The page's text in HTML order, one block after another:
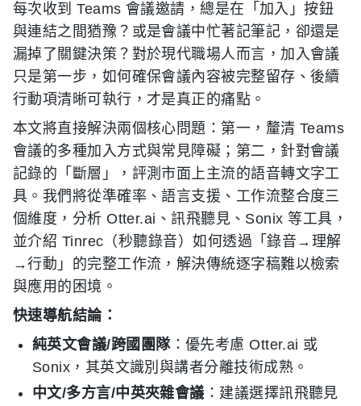
每次收到 Teams 會議邀請，總是在「加入」按鈕
與連結之間猶豫？或是會議中忙著記筆記，卻還是
漏掉了關鍵決策？對於現代職場人而言，加入會議
只是第一步，如何確保會議內容被完整留存、後續
行動項清晰可執行，才是真正的痛點。
本文將直接解決兩個核心問題：第一，釐清 Teams
會議的多種加入方式與常見障礙；第二，針對會議
記錄的「斷層」，評測市面上主流的語音轉文字工
具。我們將從準確率、語言支援、工作流整合度三
個維度，分析 Otter.ai、訊飛聽見、Sonix 等工具，
並介紹 Tinrec（秒聽錄音）如何透過「錄音→理解
→行動」的完整工作流，解決傳統逐字稿難以檢索
與應用的困境。
快速導航結論：
純英文會議/跨國團隊：優先考慮 Otter.ai 或
Sonix，其英文識別與講者分離技術成熟。
中文/多方言/中英夾雜會議 ：建議選擇訊飛聽見